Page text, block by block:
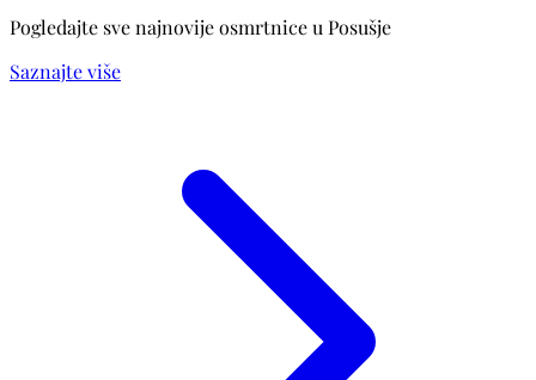
Pogledajte sve najnovije osmrtnice u Posušje
Saznajte više